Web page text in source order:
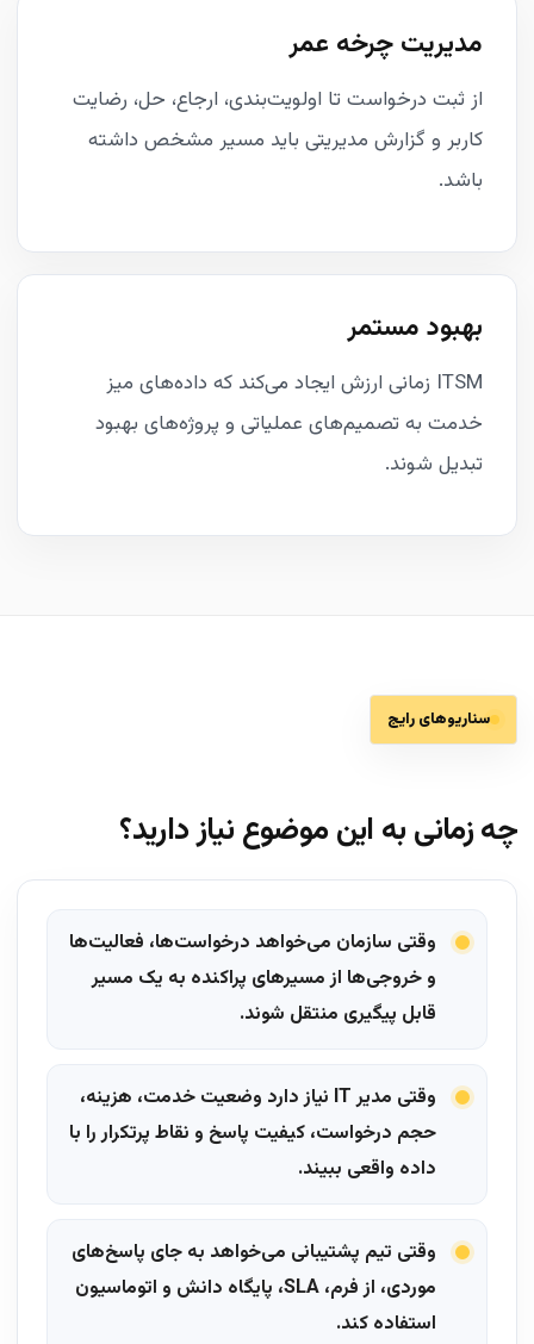
مدیریت چرخه عمر
از ثبت درخواست تا اولویت‌بندی، ارجاع، حل، رضایت
کاربر و گزارش مدیریتی باید مسیر مشخص داشته
باشد.
بهبود مستمر
ITSM زمانی ارزش ایجاد می‌کند که داده‌های میز
خدمت به تصمیم‌های عملیاتی و پروژه‌های بهبود
تبدیل شوند.
سناریوهای رایج
چه زمانی به این موضوع نیاز دارید؟
وقتی سازمان می‌خواهد درخواست‌ها، فعالیت‌ها
و خروجی‌ها از مسیرهای پراکنده به یک مسیر
قابل پیگیری منتقل شوند.
وقتی مدیر IT نیاز دارد وضعیت خدمت، هزینه،
حجم درخواست، کیفیت پاسخ و نقاط پرتکرار را با
داده واقعی ببیند.
وقتی تیم پشتیبانی می‌خواهد به جای پاسخ‌های
موردی، از فرم، SLA، پایگاه دانش و اتوماسیون
استفاده کند.